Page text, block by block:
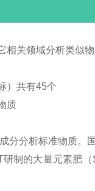
关领域分析类似物
）共有45个
质
分分析标准物质。
制的大量元素肥